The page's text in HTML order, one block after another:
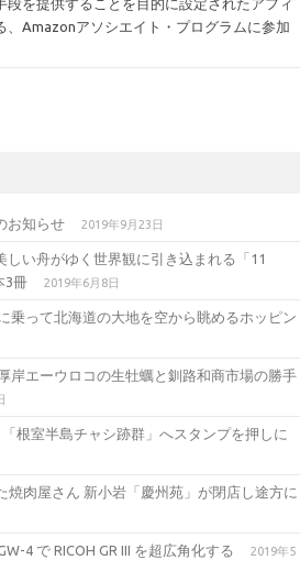
、Amazonアソシエイト・プログラムに参加
お知らせ 2019年9月23日
い舟がゆく世界観に引き込まれる「11
3冊
2019年6月8日
乗って北海道の大地を空から眺めるホッピン
岸エーウロコの生牡蠣と釧路和商市場の勝手
根室半島チャシ跡群」へスタンプを押しに
焼肉屋さん 新小岩「慶州苑」が閉店し途方に
4 で RICOH GR III を超広角化する
2019年5